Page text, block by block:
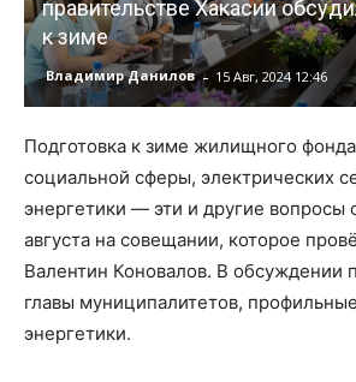
правительстве Хакасии
к зиме
Владимир Данилов - 15 Авг, 2024 12:46
Подготовка к зиме жилищного
социальной сферы, электрических
энергетики — эти и другие вопросы
августа на совещании, которое
Валентин Коновалов. В обсуждении
главы муниципалитетов,
энергетики.